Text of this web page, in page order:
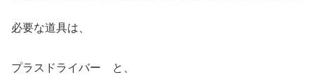
必要な道具は、
プラスドライバー と、